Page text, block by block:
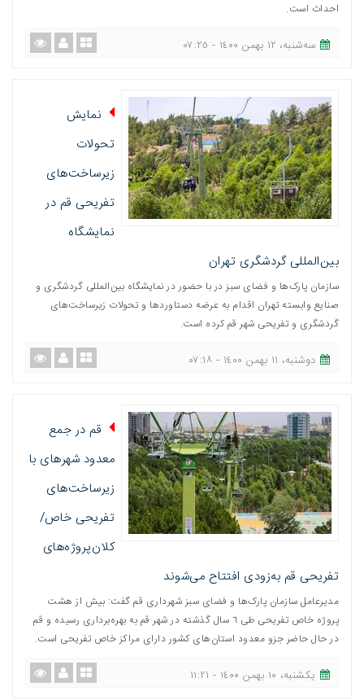
احداث است.
ﺳﻪشنبه، ١٢ بهمن ١٤٠٠ - ٠٧:٢٥
نمایش
تحولات
زیرساخت‌های
تفریحی قم در
نمایشگاه
بین‌المللی گردشگری تهران
سازمان پارک‌ها و فضای سبز در با حضور در نمایشگاه بین‌المللی گردشگری و
صنایع وابسته تهران اقدام به عرضه دستاوردها و تحولات زیرساخت‌های
گردشگری و تفریحی شهر قم کرده است.
دوشنبه، ١١ بهمن ١٤٠٠ - ٠٧:١٨
قم در جمع
معدود شهرهای با
زیرساخت‌های
تفریحی خاص/
کلان‌پروژه‌های
تفریحی قم به‌زودی افتتاح می‌شوند
مدیرعامل سازمان پارک‌ها و فضای سبز شهرداری قم گفت: بیش از هشت
پروژه خاص تفریحی طی ٦ سال گذشته در شهر قم به بهره‌برداری رسیده و قم
در حال حاضر جزو معدود استان‌های کشور دارای مراکز خاص تفریحی است.
یکشنبه، ١٠ بهمن ١٤٠٠ - ١١:٢١